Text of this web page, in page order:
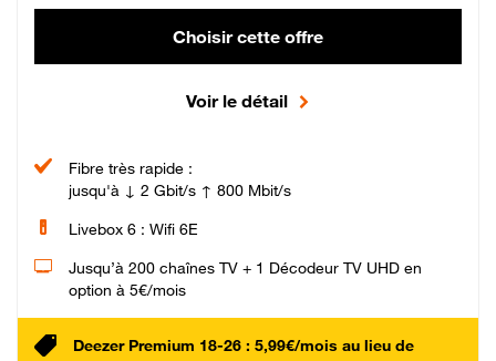
Choisir cette offre
Voir le détail
Fibre très rapide :
jusqu'à ↓ 2 Gbit/s ↑ 800 Mbit/s
Livebox 6 : Wifi 6E
Jusqu’à 200 chaînes TV + 1 Décodeur TV UHD en
option à 5€/mois
Deezer Premium 18-26 : 5,99€/mois au lieu de